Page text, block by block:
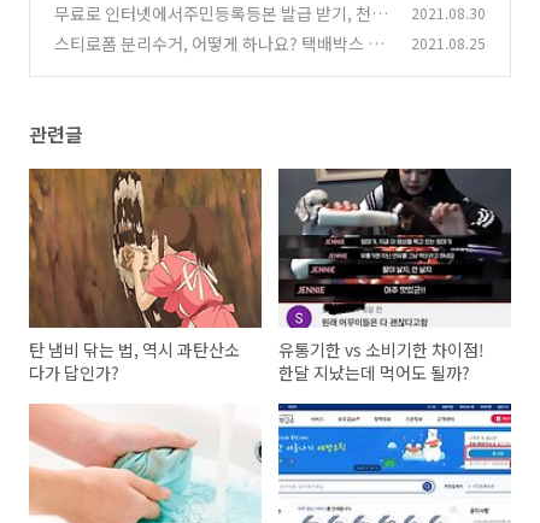
(0)
무료로 인터넷에서주민등록등본 발급 받기, 천천
히 따라만 하세요!
(0)
2021.08.30
스티로폼 분리수거, 어떻게 하나요? 택배박스 처
2021.08.25
관련글
탄 냄비 닦는 법, 역시 과탄산소
다가 답인가?
유통기한 vs 소비기한 차이점!
한달 지났는데 먹어도 될까?